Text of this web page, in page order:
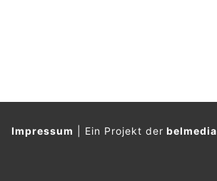
Impressum Ein Projekt derbelmedia